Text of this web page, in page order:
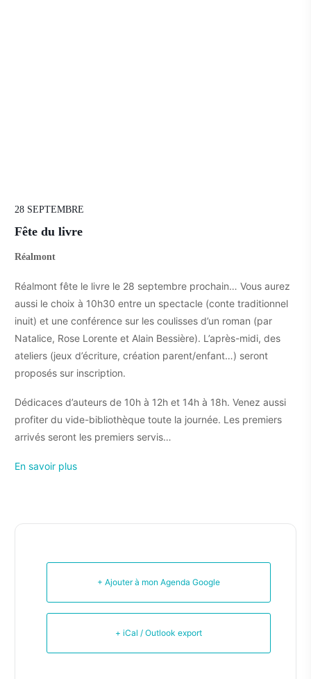
28 SEPTEMBRE
Fête du livre
Réalmont
Réalmont fête le livre le 28 septembre prochain… Vous aurez
aussi le choix à 10h30 entre un spectacle (conte traditionnel
inuit) et une conférence sur les coulisses d’un roman (par
Natalice, Rose Lorente et Alain Bessière). L’après-midi, des
ateliers (jeux d’écriture, création parent/enfant…) seront
proposés sur inscription.
Dédicaces d’auteurs de 10h à 12h et 14h à 18h. Venez aussi
profiter du vide-bibliothèque toute la journée. Les premiers
arrivés seront les premiers servis…
En savoir plus
+ Ajouter à mon Agenda Google
+ iCal / Outlook export